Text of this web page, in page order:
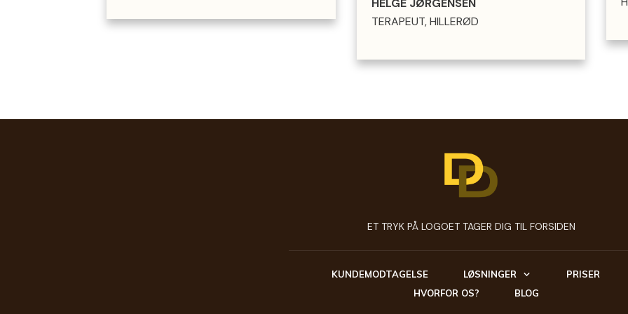
HELGE JØRGENSEN
TERAPEUT, HILLERØD
ET TRYK PÅ LOGOET TAGER DIG TIL FORSIDEN
KUNDEMODTAGELSE LØSNINGER
PRISER
HVORFOR OS?
BLOG